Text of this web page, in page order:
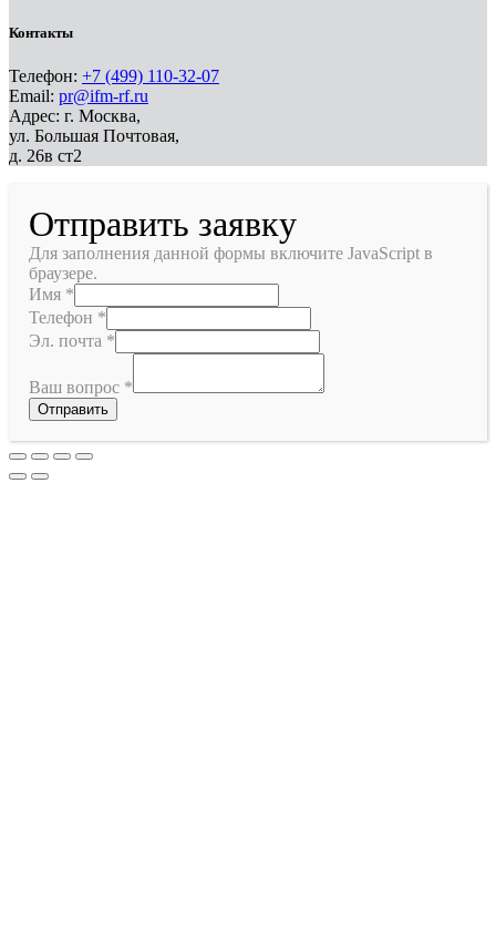
Контакты
Телефон: +7 (499) 110-32-07
Email: pr@ifm-rf.ru
Адрес: г. Москва,
ул. Большая Почтовая,
д. 26в ст2
Отправить заявку
Для заполнения данной формы включите JavaScript в
браузере.
Имя *
Телефон *
Эл. почта *
Ваш вопрос *
Отправить